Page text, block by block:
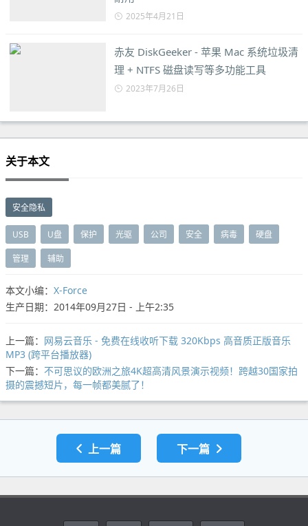
2025年4月21日
赤友 DiskGeeker - 苹果 Mac 系统垃圾清
理 + NTFS 磁盘读写等多功能工具
2023年7月26日
关于本文
安全隐私
USB U盘 保护 光驱 公司 安全 病毒 硬盘
管理 辅助
本文小编： X-Force
生产日期：2014年09月27日 - 上午2:35
上一篇： 网易云音乐 - 免费在线收听下载 320Kbps 高音质正版音乐
MP3 (跨平台播放器)
下一篇： 不可思议的欧洲之旅4K超高清风景演示视频！跨越30国家拍
摄的震撼短片，每一帧都美腻了！
上一篇 下一篇